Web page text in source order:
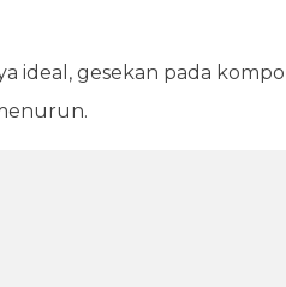
ideal, gesekan pada